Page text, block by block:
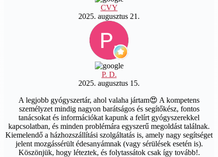
CVY
2025. augusztus 21.
P. D.
2025. augusztus 15.
A legjobb gyógyszertár, ahol valaha jártam😍 A kompetens
személyzet mindig nagyon barátságos és segítőkész, fontos
tanácsokat és információkat kapunk a felírt gyógyszerekkel
kapcsolatban, és minden problémára egyszerű megoldást találnak.
Kiemelendő a házhozszállítási szolgáltatás is, amely nagy segítséget
jelent mozgássérült édesanyámnak (vagy sérülések esetén is).
Köszönjük, hogy léteztek, és folytassátok csak így tovább!.